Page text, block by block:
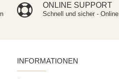
ONLINE SUPPORT
Schnell und sicher - Online
INFORMATIONEN